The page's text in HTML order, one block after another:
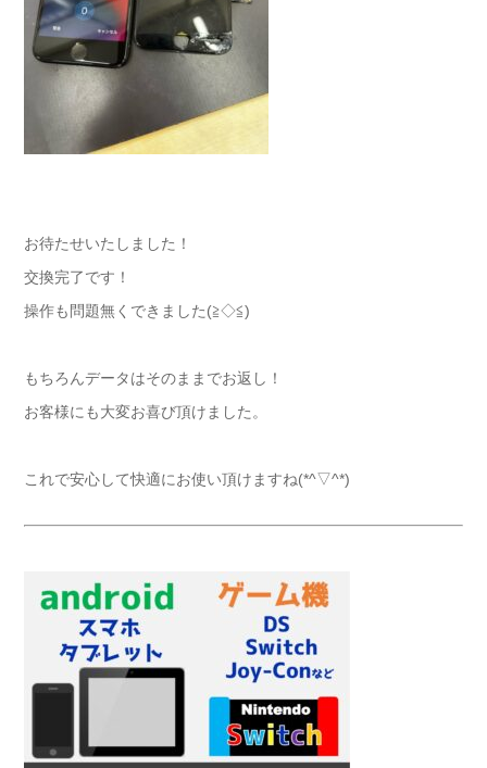
お待たせいたしました！
交換完了です！
操作も問題無くできました(≧◇≦)
もちろんデータはそのままでお返し！
お客様にも大変お喜び頂けました。
これで安心して快適にお使い頂けますね(*^▽^*)